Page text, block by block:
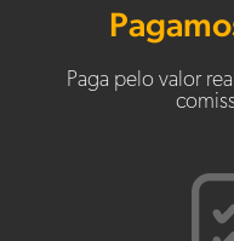
Paga pelo valor